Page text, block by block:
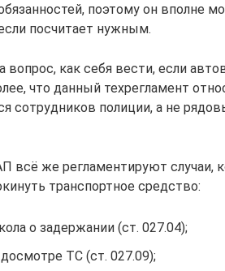
поэтому он вполне
посчитает нужным.
как себя вести, если
что данный техрегламент
полиции, а не
всё же регламентируют случаи,
транспортное средство:
о задержании (ст. 027.04);
ТС (ст. 027.09);